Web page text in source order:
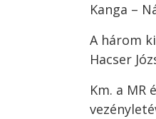
Kanga –
A három
Hacser
Km. a MR